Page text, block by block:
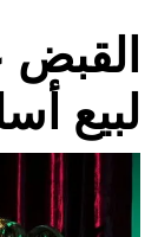
لبيع